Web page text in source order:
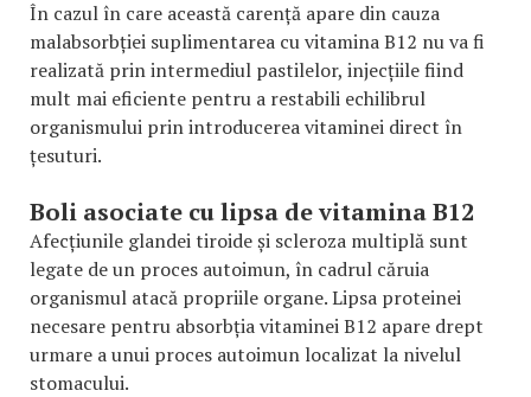
În cazul în care această carență apare din cauza
malabsorbției suplimentarea cu vitamina B12 nu va fi
realizată prin intermediul pastilelor, injecțiile fiind
mult mai eficiente pentru a restabili echilibrul
organismului prin introducerea vitaminei direct în
țesuturi.
Boli asociate cu lipsa de vitamina B12
Afecțiunile glandei tiroide și scleroza multiplă sunt
legate de un proces autoimun, în cadrul căruia
organismul atacă propriile organe. Lipsa proteinei
necesare pentru absorbția vitaminei B12 apare drept
urmare a unui proces autoimun localizat la nivelul
stomacului.